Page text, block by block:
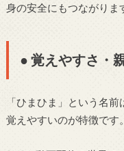
身の安全にもつながりま
● 覚えやすさ・
「ひまひま」という名前
覚えやすいのが特徴です。